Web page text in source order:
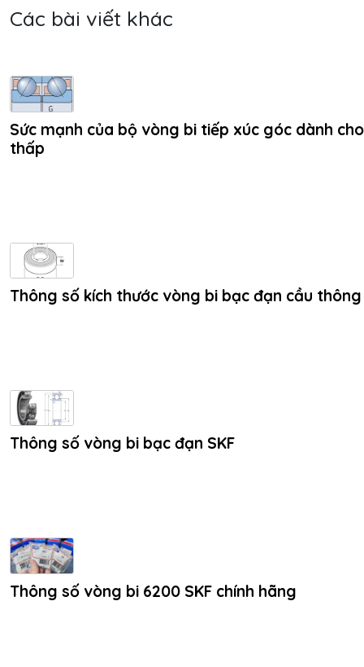
Các bài viết khác
Sức mạnh của bộ vòng bi tiếp xúc góc dành
thấp
Thông số kích thước vòng bi bạc đạn cầu
Thông số vòng bi bạc đạn SKF
Thông số vòng bi 6200 SKF chính hãng